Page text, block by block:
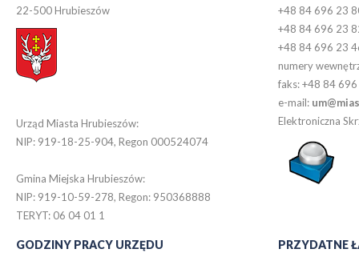
22-500 Hrubieszów
Urząd Miasta Hrubieszów:
NIP: 919-18-25-904, Regon 000524074
Gmina Miejska Hrubieszów:
NIP: 919-10-59-278, Regon: 950368888
TERYT: 06 04 01 1
+48 84 696 23
+48 84 696 23
+48 84 696 23
numery
faks: +48 84
e-mail:
Elektroniczna
GODZINY PRACY URZĘDU PRZYDATNE